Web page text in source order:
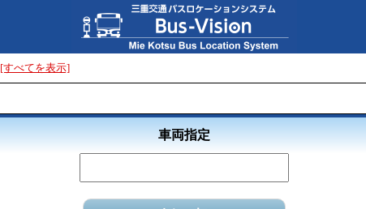
[すべてを表示]
車両指定